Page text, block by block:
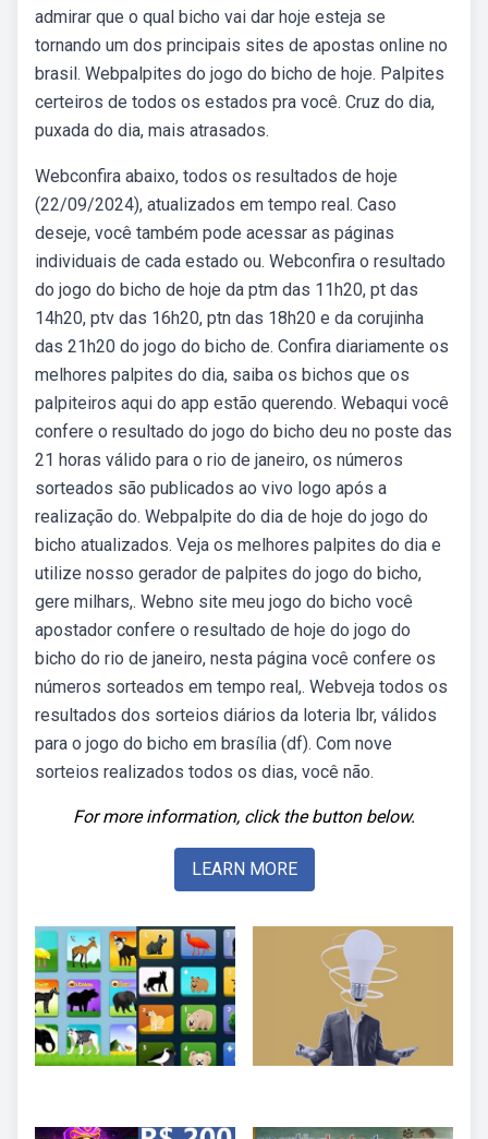
admirar que o qual bicho vai dar hoje esteja se
tornando um dos principais sites de apostas online no
brasil. Webpalpites do jogo do bicho de hoje. Palpites
certeiros de todos os estados pra você. Cruz do dia,
puxada do dia, mais atrasados.
Webconfira abaixo, todos os resultados de hoje
(22/09/2024), atualizados em tempo real. Caso
deseje, você também pode acessar as páginas
individuais de cada estado ou. Webconfira o resultado
do jogo do bicho de hoje da ptm das 11h20, pt das
14h20, ptv das 16h20, ptn das 18h20 e da corujinha
das 21h20 do jogo do bicho de. Confira diariamente os
melhores palpites do dia, saiba os bichos que os
palpiteiros aqui do app estão querendo. Webaqui você
confere o resultado do jogo do bicho deu no poste das
21 horas válido para o rio de janeiro, os números
sorteados são publicados ao vivo logo após a
realização do. Webpalpite do dia de hoje do jogo do
bicho atualizados. Veja os melhores palpites do dia e
utilize nosso gerador de palpites do jogo do bicho,
gere milhars,. Webno site meu jogo do bicho você
apostador confere o resultado de hoje do jogo do
bicho do rio de janeiro, nesta página você confere os
números sorteados em tempo real,. Webveja todos os
resultados dos sorteios diários da loteria lbr, válidos
para o jogo do bicho em brasília (df). Com nove
sorteios realizados todos os dias, você não.
For more information, click the button below.
LEARN MORE